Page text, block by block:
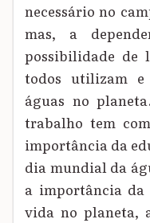
necessário no
mas, a
possibilidade de
todos utilizam e
águas no
trabalho tem
importância da
dia mundial da
a importância da
vida no planeta,